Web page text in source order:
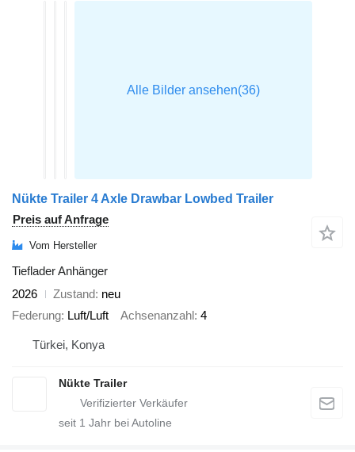
Nükte Trailer 4 Axle Drawbar Lowbed Trailer
Preis auf Anfrage
Vom Hersteller
Tieflader Anhänger
2026
Zustand neu
Federung Luft/Luft Achsenanzahl 4
Türkei, Konya
Nükte Trailer
seit 1 Jahr bei Autoline